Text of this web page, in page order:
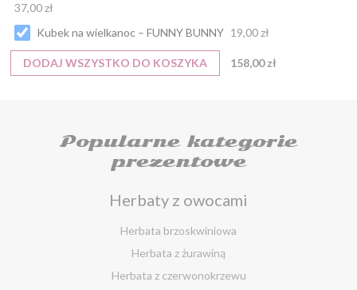
37,00 zł
Kubek na wielkanoc – FUNNY BUNNY 19,00 zł
DODAJ WSZYSTKO DO KOSZYKA 158,00 zł
Popularne kategorie
prezentowe
Herbaty z owocami
Herbata brzoskwiniowa
Herbata z żurawiną
Herbata z czerwonokrzewu